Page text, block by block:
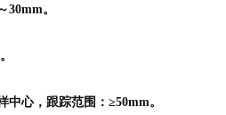
30mm。
中心，跟踪范围：≥50mm。